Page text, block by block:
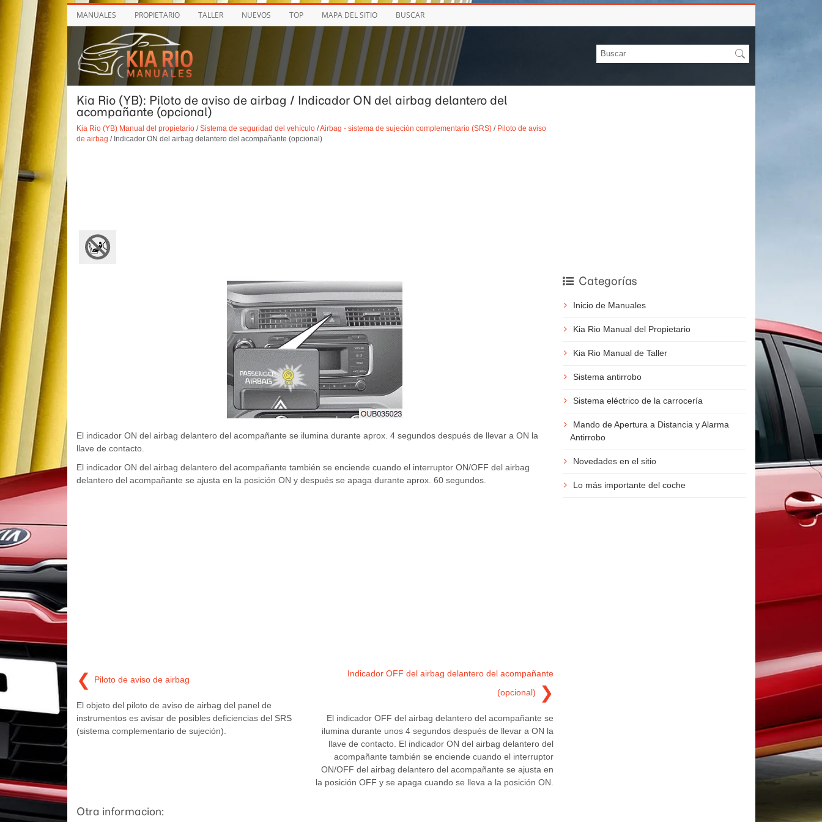
MANUALES PROPIETARIO TALLER NUEVOS TOP MAPA DEL SITIO BUSCAR
Kia Rio (YB): Piloto de aviso de airbag / Indicador ON del airbag delantero del
acompañante (opcional)
Kia Rio (YB) Manual del propietario/Sistema de seguridad del vehículo/Airbag - sistema de sujeción complementario (SRS)/ Piloto de aviso
de airbag / Indicador ON del airbag delantero del acompañante (opcional)
El indicador ON del airbag delantero del acompañante se ilumina durante aprox. 4 segundos después de llevar a ON la
llave de contacto.
El indicador ON del airbag delantero del acompañante también se enciende cuando el interruptor ON/OFF del airbag
delantero del acompañante se ajusta en la posición ON y después se apaga durante aprox. 60 segundos.
❮ Piloto de aviso de airbag
El objeto del piloto de aviso de airbag del panel de
instrumentos es avisar de posibles deficiencias del SRS
(sistema complementario de sujeción).
Indicador OFF del airbag delantero del acompañante
(opcional)
❯
El indicador OFF del airbag delantero del acompañante se
ilumina durante unos 4 segundos después de llevar a ON la
llave de contacto. El indicador ON del airbag delantero del
acompañante también se enciende cuando el interruptor
ON/OFF del airbag delantero del acompañante se ajusta en
la posición OFF y se apaga cuando se lleva a la posición ON.
Otra informacion:
Categorías
Inicio de Manuales
Kia Rio Manual del Propietario
Kia Rio Manual de Taller
Sistema antirrobo
Sistema eléctrico de la carrocería
Mando de Apertura a Distancia y Alarma
Antirrobo
Novedades en el sitio
Lo más importante del coche